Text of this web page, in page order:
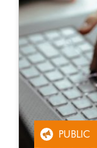
PUBLIC